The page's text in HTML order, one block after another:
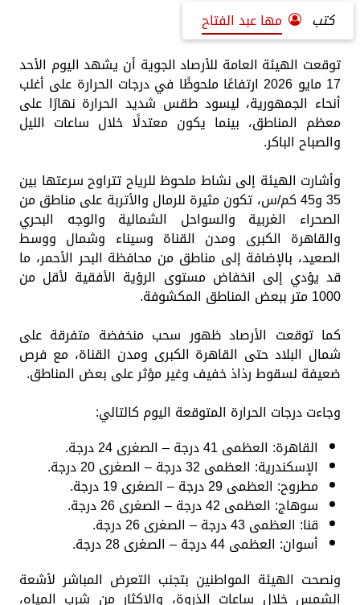
كتب
مها عبد الفتاح
توقعت الهيئة العامة للأرصاد الجوية أن يشهد اليوم الأحد
17 مايو 2026 ارتفاعًا ملحوظًا في درجات الحرارة على أغلب
أنحاء الجمهورية، ليسود طقس شديد الحرارة نهارًا على
معظم المناطق، بينما يكون معتدلًا خلال ساعات الليل
والصباح الباكر.
وأشارت الهيئة إلى نشاط ملحوظ للرياح تتراوح سرعتها بين
35 و45 كم/س، تكون مثيرة للرمال والأتربة على مناطق من
الصحراء الغربية والسواحل الشمالية والوجه البحري
والقاهرة الكبرى ومدن القناة وسيناء وشمال ووسط
الصعيد، بالإضافة إلى مناطق من محافظة البحر الأحمر، ما
قد يؤدي إلى انخفاض مستوى الرؤية الأفقية لأقل من
1000 متر ببعض المناطق المكشوفة.
كما توقعت الأرصاد ظهور سحب منخفضة متفرقة على
شمال البلاد حتى القاهرة الكبرى ومدن القناة، مع فرص
ضعيفة لسقوط رذاذ خفيف وغير مؤثر على بعض المناطق.
وجاءت درجات الحرارة المتوقعة اليوم كالتالي:
القاهرة: العظمى 41 درجة – الصغرى 24 درجة.
الإسكندرية: العظمى 32 درجة – الصغرى 20 درجة.
مطروح: العظمى 29 درجة – الصغرى 19 درجة.
سوهاج: العظمى 42 درجة – الصغرى 26 درجة.
قنا: العظمى 43 درجة – الصغرى 26 درجة.
أسوان: العظمى 44 درجة – الصغرى 28 درجة.
ونصحت الهيئة المواطنين بتجنب التعرض المباشر لأشعة
الشمس خلال ساعات الذروة، والإكثار من شرب المياه،